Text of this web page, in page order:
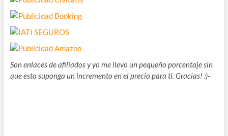
Son enlaces de afiliados y yo me llevo un pequeño porcentaje sin
que esto suponga un incremento en el precio para ti. Gracias! :)-